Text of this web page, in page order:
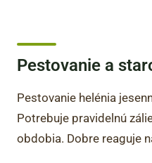
Pestovanie a
Pestovanie helénia
Potrebuje pravidelnú
obdobia. Dobre reaguje